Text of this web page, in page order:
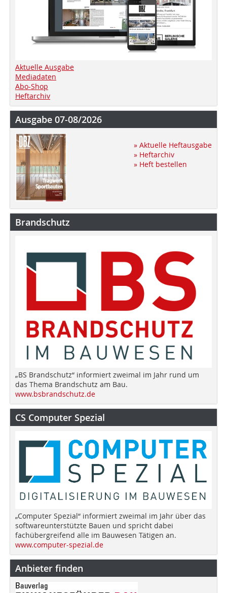
Aktuelle Ausgabe
Mediadaten
Abo-Shop
Heftarchiv
Ausgabe 07-08/2026
» Aktuelle Heftausgabe
» Heftarchiv
» Heft bestellen
Brandschutz
„BS Brandschutz“ informiert zweimal im Jahr rund um
das Thema Brandschutz am Bau.
www.bsbrandschutz.de
CS Computer Spezial
„Computer Spezial“ informiert zweimal im Jahr über das
softwareunterstützte Bauen und spricht dabei
fachübergreifend alle im Bauwesen Tätigen an.
www.computer-spezial.de
Anbieter finden